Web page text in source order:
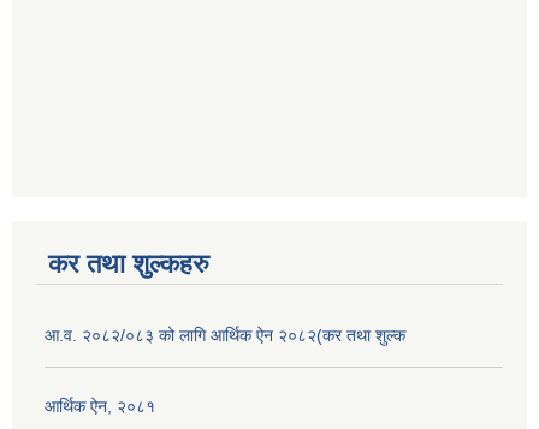
कर तथा शुल्कहरु
आ.व. २०८२/०८३ को लागि आर्थिक ऐन २०८२(कर तथा शुल्क
आर्थिक ऐन, २०८१